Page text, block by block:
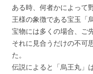
ある時、何者かによって
王様の象徴である宝玉「
宝物には多くの場合、ご
それに見合うだけの不可
た。
伝説によると「烏王丸」